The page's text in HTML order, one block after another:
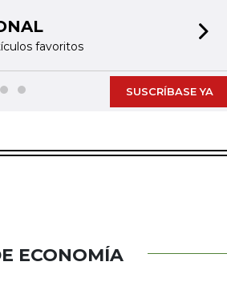
favoritos
SUSCRÍBASE YA
ECONOMÍA